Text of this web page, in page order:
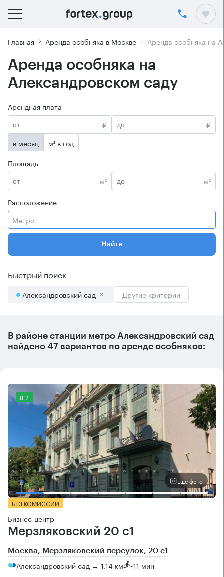
Главная Аренда особняка в Москве Аренда особняка на
Аренда особняка на
Александровском саду
Арендная плата
₽
₽
в месяц
м² в год
Площадь
м²
м²
Расположение
Метро
Найти
Быстрый поиск
Александровский сад Другие критерии
В районе станции метро Александровский сад
найдено 47 вариантов по аренде особняков:
8.2
Еще фото
БЕЗ КОМИССИИ
Бизнес-центр
Мерзляковский 20 с1
Москва, Мерзляковский переулок, 20 с1
Александровский сад → 1.14 км ~11 мин